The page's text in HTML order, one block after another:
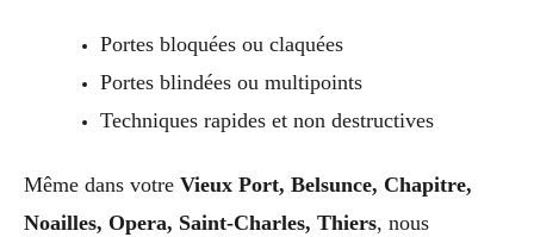
Portes bloquées ou claquées
Portes blindées ou multipoints
Techniques rapides et non destructives
Même dans votre Vieux Port, Belsunce, Chapitre,
Noailles, Opera, Saint-Charles, Thiers, nous